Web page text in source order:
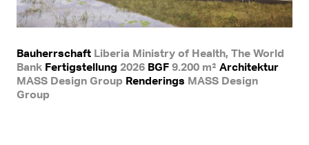
Bauherrschaft Liberia Ministry of Health, The World
Bank Fertigstellung 2026 BGF 9.200 m² Architektur
MASS Design Group Renderings MASS Design
Group